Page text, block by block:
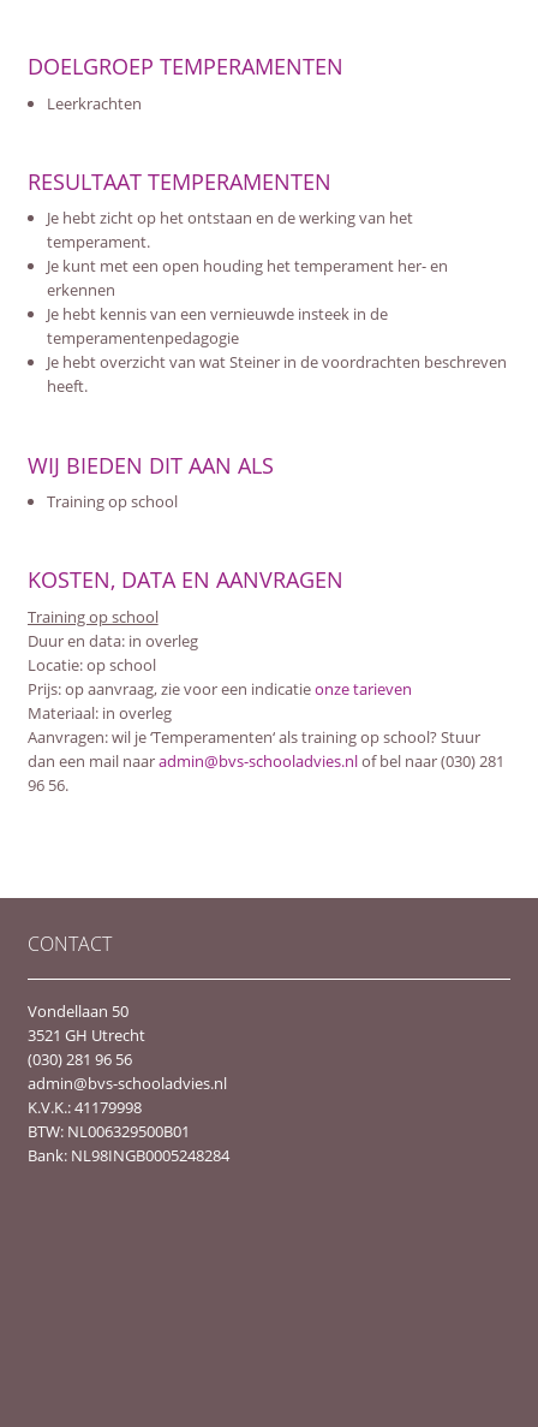
DOELGROEP TEMPERAMENTEN
Leerkrachten
RESULTAAT TEMPERAMENTEN
Je hebt zicht op het ontstaan en de werking van het
temperament.
Je kunt met een open houding het temperament her- en
erkennen
Je hebt kennis van een vernieuwde insteek in de
temperamentenpedagogie
Je hebt overzicht van wat Steiner in de voordrachten beschreven
heeft.
WIJ BIEDEN DIT AAN ALS
Training op school
KOSTEN, DATA EN AANVRAGEN
Training op school
Duur en data: in overleg
Locatie: op school
Prijs: op aanvraag, zie voor een indicatieonze tarieven
Materiaal: in overleg
Aanvragen: wil je ‘Temperamenten‘ als training op school? Stuur
dan een mail naaradmin@bvs-schooladvies.nlof bel naar (030) 281
96 56.
CONTACT
Vondellaan 50
3521 GH Utrecht
(030) 281 96 56
admin@bvs-schooladvies.nl
K.V.K.: 41179998
BTW: NL006329500B01
Bank: NL98INGB0005248284